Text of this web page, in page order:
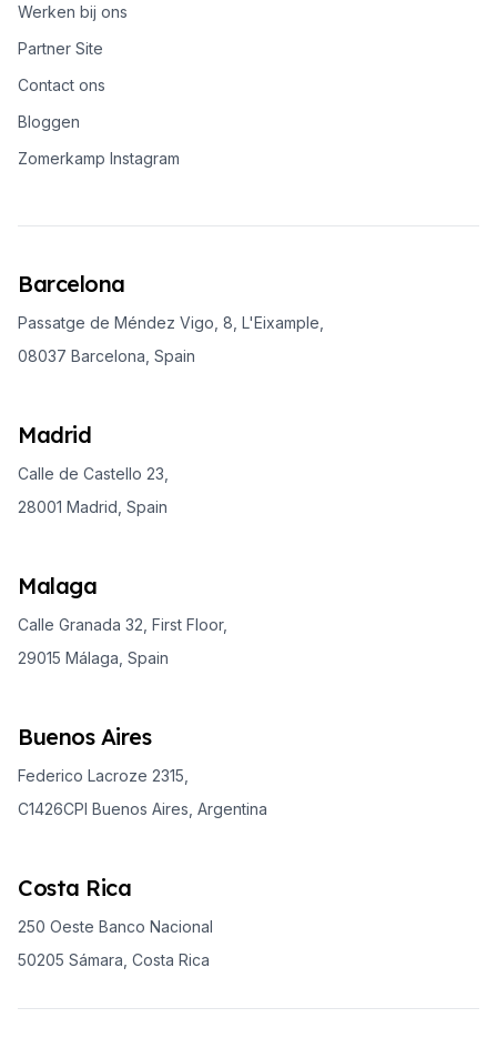
Werken bij ons
Partner Site
Contact ons
Bloggen
Zomerkamp Instagram
Barcelona
Passatge de Méndez Vigo, 8, L'Eixample,
08037 Barcelona, Spain
Madrid
Calle de Castello 23,
28001 Madrid, Spain
Malaga
Calle Granada 32, First Floor,
29015 Málaga, Spain
Buenos Aires
Federico Lacroze 2315,
C1426CPI Buenos Aires, Argentina
Costa Rica
250 Oeste Banco Nacional
50205 Sámara, Costa Rica